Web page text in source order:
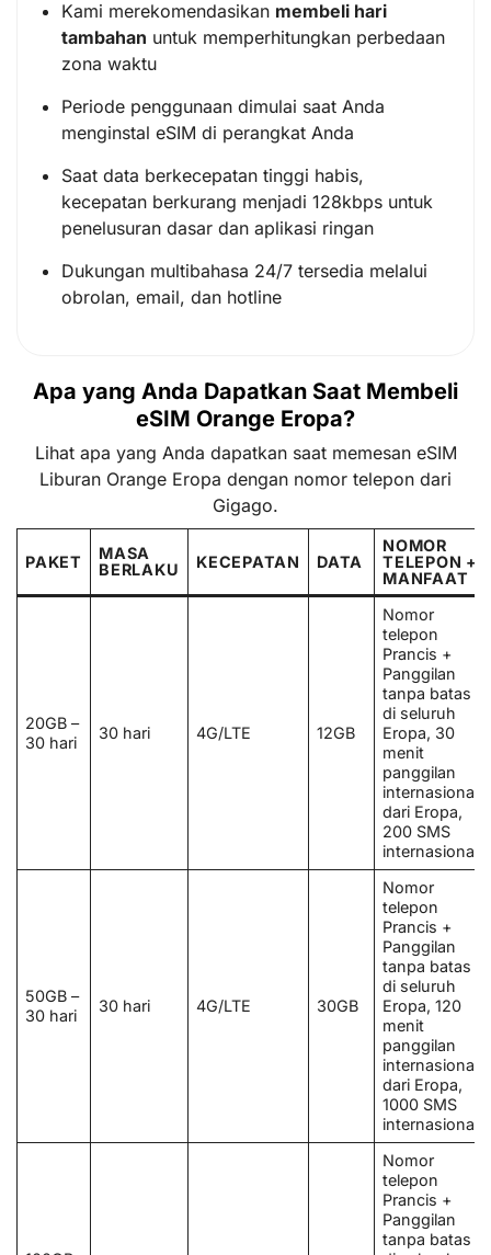
Kami merekomendasikan membeli hari
tambahan untuk memperhitungkan perbedaan
zona waktu
Periode penggunaan dimulai saat Anda
menginstal eSIM di perangkat Anda
Saat data berkecepatan tinggi habis,
kecepatan berkurang menjadi 128kbps untuk
penelusuran dasar dan aplikasi ringan
Dukungan multibahasa 24/7 tersedia melalui
obrolan, email, dan hotline
Apa yang Anda Dapatkan Saat Membeli
eSIM Orange Eropa?
Lihat apa yang Anda dapatkan saat memesan eSIM
Liburan Orange Eropa dengan nomor telepon dari
Gigago.
PAKET
MASA
BERLAKU
KECEPATAN DATA
NOMOR
TELEPON +
MANFAAT
20GB –
30 hari
30 hari 4G/LTE 12GB
Nomor
telepon
Prancis +
Panggilan
tanpa batas
di seluruh
Eropa, 30
menit
panggilan
internasional
dari Eropa,
200 SMS
internasional.
50GB –
30 hari
30 hari 4G/LTE 30GB
Nomor
telepon
Prancis +
Panggilan
tanpa batas
di seluruh
Eropa, 120
menit
panggilan
internasional
dari Eropa,
1000 SMS
internasional.
Nomor
telepon
Prancis +
Panggilan
tanpa batas